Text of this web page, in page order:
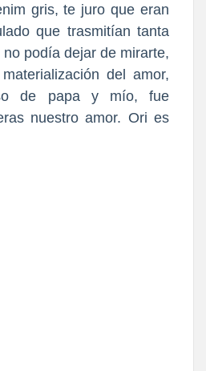
gris, te juro que eran
que trasmitían tanta
podía dejar de mirarte,
del amor,
de papa y mío, fue
nuestro amor. Ori es